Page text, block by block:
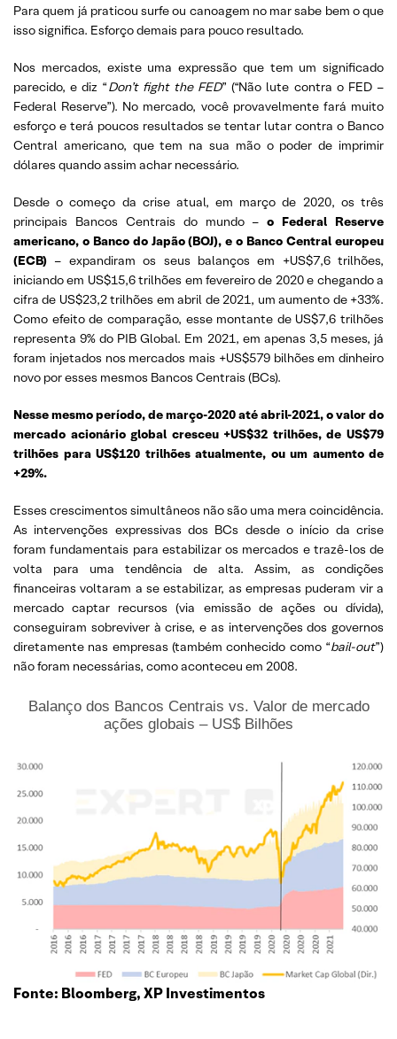
Para quem já praticou surfe ou canoagem no mar sabe bem o que
isso significa. Esforço demais para pouco resultado.
Nos mercados, existe uma expressão que tem um significado
parecido, e diz “Don’t fight the FED” (“Não lute contra o FED –
Federal Reserve”). No mercado, você provavelmente fará muito
esforço e terá poucos resultados se tentar lutar contra o Banco
Central americano, que tem na sua mão o poder de imprimir
dólares quando assim achar necessário.
Desde o começo da crise atual, em março de 2020, os três
principais Bancos Centrais do mundo – o Federal Reserve
americano, o Banco do Japão (BOJ), e o Banco Central europeu
(ECB) – expandiram os seus balanços em +US$7,6 trilhões,
iniciando em US$15,6 trilhões em fevereiro de 2020 e chegando a
cifra de US$23,2 trilhões em abril de 2021, um aumento de +33%.
Como efeito de comparação, esse montante de US$7,6 trilhões
representa 9% do PIB Global. Em 2021, em apenas 3,5 meses, já
foram injetados nos mercados mais +US$579 bilhões em dinheiro
novo por esses mesmos Bancos Centrais (BCs).
Nesse mesmo período, de março-2020 até abril-2021, o valor do
mercado acionário global cresceu +US$32 trilhões, de US$79
trilhões para US$120 trilhões atualmente, ou um aumento de
+29%.
Esses crescimentos simultâneos não são uma mera coincidência.
As intervenções expressivas dos BCs desde o início da crise
foram fundamentais para estabilizar os mercados e trazê-los de
volta para uma tendência de alta. Assim, as condições
financeiras voltaram a se estabilizar, as empresas puderam vir a
mercado captar recursos (via emissão de ações ou dívida),
conseguiram sobreviver à crise, e as intervenções dos governos
diretamente nas empresas (também conhecido como “bail-out”)
não foram necessárias, como aconteceu em 2008.
Balanço dos Bancos Centrais vs. Valor de mercado
ações globais – US$ Bilhões
Fonte: Bloomberg, XP Investimentos